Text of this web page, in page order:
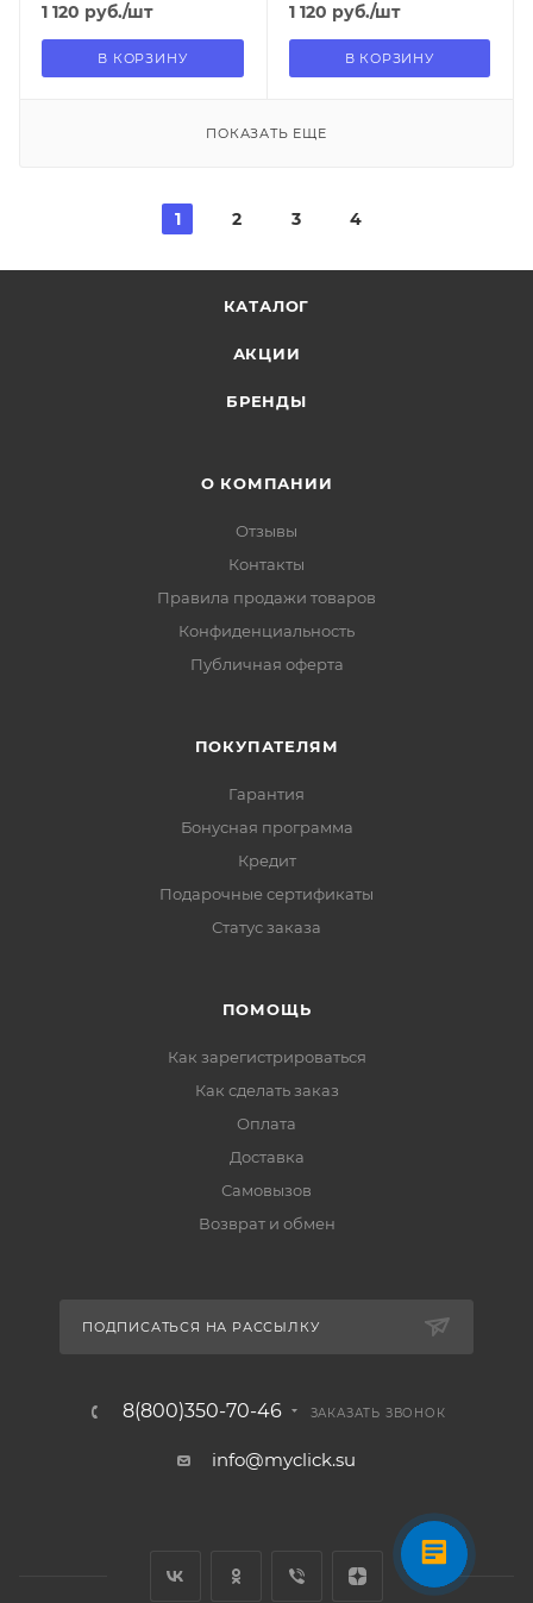
1 120 руб./шт
В КОРЗИНУ
1 120 руб./шт
В КОРЗИНУ
ПОКАЗАТЬ ЕЩЕ
1 2 3 4
КАТАЛОГ
АКЦИИ
БРЕНДЫ
О КОМПАНИИ
Отзывы
Контакты
Правила продажи товаров
Конфиденциальность
Публичная оферта
ПОКУПАТЕЛЯМ
Гарантия
Бонусная программа
Кредит
Подарочные сертификаты
Статус заказа
ПОМОЩЬ
Как зарегистрироваться
Как сделать заказ
Оплата
Доставка
Самовызов
Возврат и обмен
ПОДПИСАТЬСЯ НА РАССЫЛКУ
8(800)350-70-46 ЗАКАЗАТЬ ЗВОНОК
info@myclick.su